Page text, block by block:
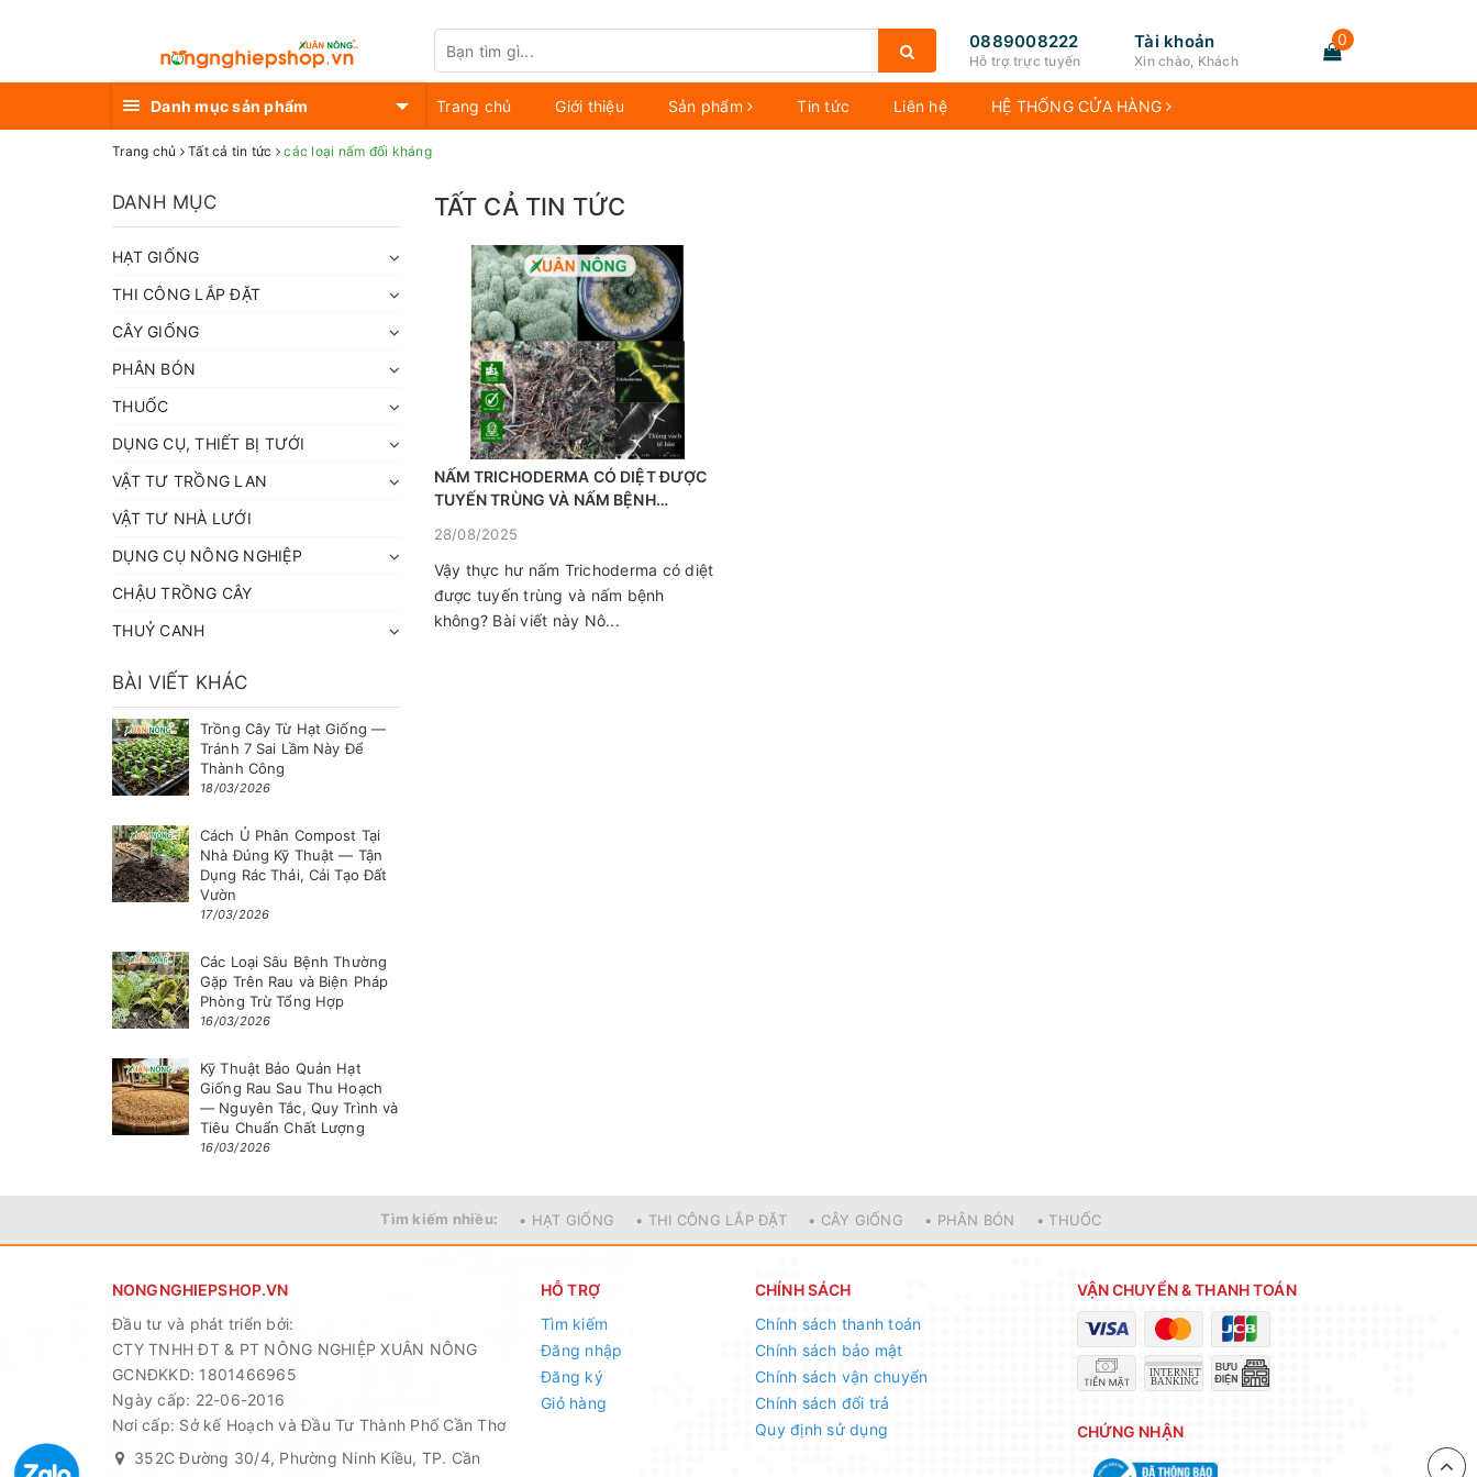
0889008222
Hỗ trợ trực tuyến
Tài khoản
Xin chào, Khách
0
Danh mục sản phẩm Trang chủ Giới thiệu Sản phẩm Tin tức Liên hệ HỆ THỐNG CỬA HÀNG
Trang chủ Tất cả tin tức các loại nấm đối kháng
TẤT CẢ TIN TỨC
NẤM TRICHODERMA CÓ DIỆT ĐƯỢC
TUYẾN TRÙNG VÀ NẤM BỆNH
28/08/2025
Vậy thực hư nấm Trichoderma có diệt
được tuyến trùng và nấm bệnh
không? Bài viết này Nô...
DANH MỤC
HẠT GIỐNG
THI CÔNG LẮP ĐẶT
CÂY GIỐNG
PHÂN BÓN
THUỐC
DỤNG CỤ, THIẾT BỊ TƯỚI
VẬT TƯ TRỒNG LAN
VẬT TƯ NHÀ LƯỚI
DỤNG CỤ NÔNG NGHIỆP
CHẬU TRỒNG CÂY
THUỶ CANH
BÀI VIẾT KHÁC
Trồng Cây Từ Hạt Giống —
Tránh 7 Sai Lầm Này Để
Thành Công
18/03/2026
Cách Ủ Phân Compost Tại
Nhà Đúng Kỹ Thuật — Tận
Dụng Rác Thải, Cải Tạo Đất
Vườn
17/03/2026
Các Loại Sâu Bệnh Thường
Gặp Trên Rau và Biện Pháp
Phòng Trừ Tổng Hợp
16/03/2026
Kỹ Thuật Bảo Quản Hạt
Giống Rau Sau Thu Hoạch
— Nguyên Tắc, Quy Trình và
Tiêu Chuẩn Chất Lượng
16/03/2026
Tìm kiếm nhiều: • HẠT GIỐNG • THI CÔNG LẮP ĐẶT • CÂY GIỐNG • PHÂN BÓN • THUỐC
NONGNGHIEPSHOP.VN
Đầu tư và phát triển bởi:
CTY TNHH ĐT & PT NÔNG NGHIỆP XUÂN NÔNG
GCNĐKKD: 1801466965
Ngày cấp: 22-06-2016
Nơi cấp: Sở kế Hoạch và Đầu Tư Thành Phố Cần Thơ
352C Đường 30/4, Phường Ninh Kiều, TP. Cần
HỖ TRỢ
Tìm kiếm
Đăng nhập
Đăng ký
Giỏ hàng
CHÍNH SÁCH
Chính sách thanh toán
Chính sách bảo mật
Chính sách vận chuyển
Chính sách đổi trả
Quy định sử dụng
VẬN CHUYỂN & THANH TOÁN
CHỨNG NHẬN